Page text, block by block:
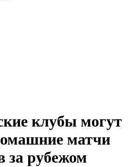
клубы могут
матчи
за рубежом